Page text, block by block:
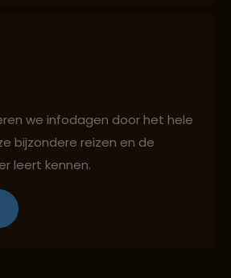
we infodagen door het hele
bijzondere reizen en de
leert kennen.